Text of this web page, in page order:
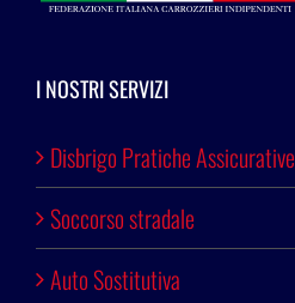
I NOSTRI SERVIZI
Disbrigo Pratiche Assicurative
Soccorso stradale
Auto Sostitutiva